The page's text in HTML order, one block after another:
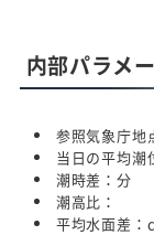
内部パラメ
参照気象庁地
当日の平均潮
潮時差：分
潮高比：
平均水面差：